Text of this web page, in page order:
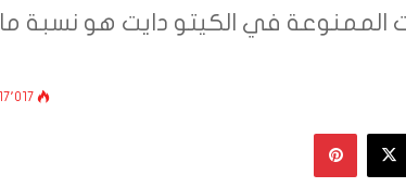
الممنوعة في الكيتو دايت هو نسبة ما
17٬017
‫X